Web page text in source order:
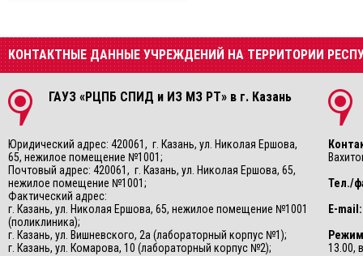
КОНТАКТНЫЕ ДАННЫЕ УЧРЕЖДЕНИЙ НА ТЕРРИТОРИИ
ГАУЗ «РЦПБ СПИД и ИЗ МЗ РТ» в г. Казань
Юридический адрес: 420061, г. Казань, ул. Николая Ершова,
65, нежилое помещение №1001;
Почтовый адрес: 420061, г. Казань, ул. Николая Ершова, 65,
нежилое помещение №1001;
Фактический адрес:
г. Казань, ул. Николая Ершова, 65, нежилое помещение №1001
(поликлиника);
г. Казань, ул. Вишневского, 2а (лабораторный корпус №1);
г. Казань, ул. Комарова, 10 (лабораторный корпус №2);
Тел./
E-mail:
13.00,